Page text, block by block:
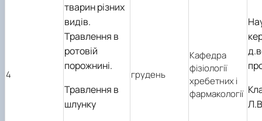
4
тварин різних
видів.
Травлення в
ротовій
порожнині.
Травлення в
шлунку
грудень
Кафедра
фізіології
хребетних і
фармакології